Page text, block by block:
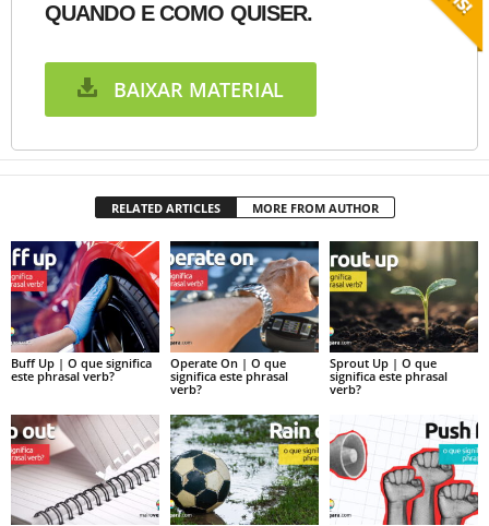
QUANDO E COMO QUISER.
BAIXAR MATERIAL
RELATED ARTICLES MORE FROM AUTHOR
Buff Up | O que significa
este phrasal verb?
Operate On | O que
significa este phrasal
verb?
Sprout Up | O que
significa este phrasal
verb?